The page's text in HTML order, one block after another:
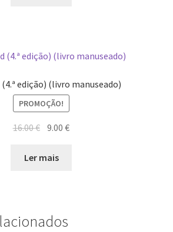
(4.ª edição) (livro manuseado)
PROMOÇÃO!
16.00€ O
original
9.00€O
Ler mais